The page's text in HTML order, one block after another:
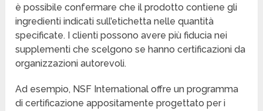
è possibile confermare che il prodotto contiene gli
ingredienti indicati sull’etichetta nelle quantità
specificate. I clienti possono avere più fiducia nei
supplementi che scelgono se hanno certificazioni da
organizzazioni autorevoli.
Ad esempio, NSF International offre un programma
di certificazione appositamente progettato per i